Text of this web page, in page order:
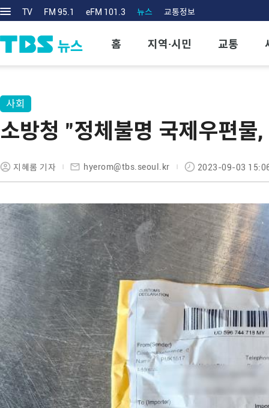
TV FM 95.1 eFM 101.3 뉴스 교통정보
홈 지역·시민 교통
사회
소방청 "정체불명 국제우편물
지혜롬 기자 hyerom@tbs.seoul.kr 2023-09-03